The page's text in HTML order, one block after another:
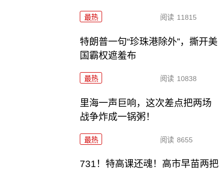
最热 阅读 11815
特朗普一句“珍珠港除外”，撕开美
国霸权遮羞布
最热 阅读 10838
里海一声巨响，这次差点把两场
战争炸成一锅粥！
最热 阅读 8655
731！特高课还魂！高市早苗两把